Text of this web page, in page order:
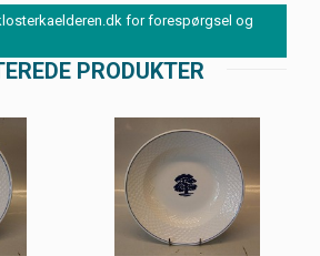
for forespørgsel og
PRODUKTER